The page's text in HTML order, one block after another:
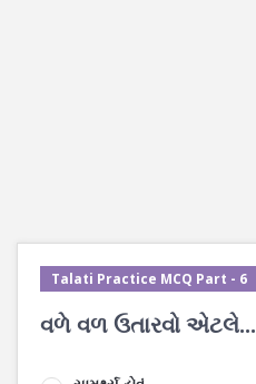
Talati Practice MCQ Part - 6
વળે વળ ઉતારવો એટલે.‌‌..